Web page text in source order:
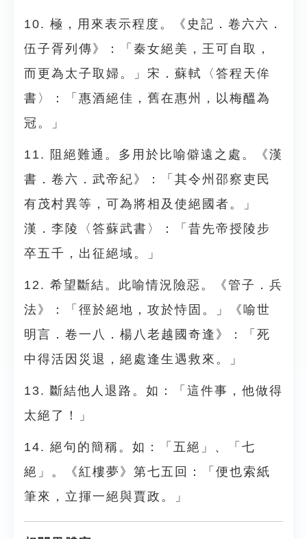
10. 極，用來表示程度。《史記．卷六六．
伍子胥列傳》：「秦女絕美，王可自取，
而更為太子取婦。」宋．蘇軾〈答程天侔
書〉：「惠酒絕佳，舊在惠州，以梅醞為
冠。」
11. 阻絕難通。多用於比喻僻遠之處。《漢
書．卷六．武帝紀》：「其令州邵察吏民
有茂村異等，可為將相及使絕國者。」
漢．李陵〈答蘇武書〉：「昔先帝授陵步
卒五千，出征絕域。」
12. 希望斷結。此喻情況險惡。《管子．兵
法》：「徑於絕地，攻於恃固。」《喻世
明言．卷一八．楊八老越國奇逢》：「死
中得活因災退，絕處逢生遇救來。」
13. 斷結他人退路。如：「這件事，他做得
太絕了！」
14. 絕句的簡稱。如：「五絕」、「七
絕」。《紅樓夢》第七五回：「便也索紙
筆來，立揮一絕與賈政。」